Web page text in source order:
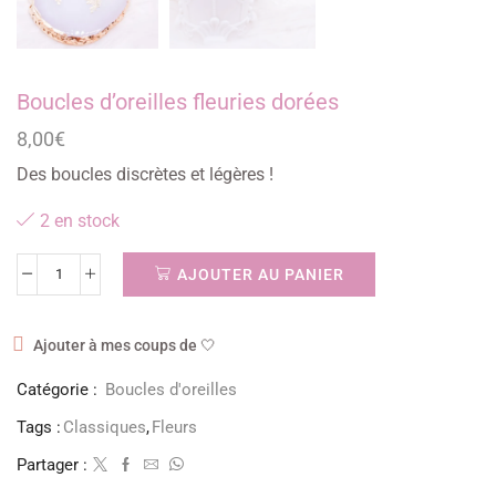
Boucles d’oreilles fleuries dorées
8,00€
Des boucles discrètes et légères !
2 en stock
AJOUTER AU PANIER
Ajouter à mes coups de 🤍
Catégorie : Boucles d'oreilles
Tags : Classiques,Fleurs
Partager :